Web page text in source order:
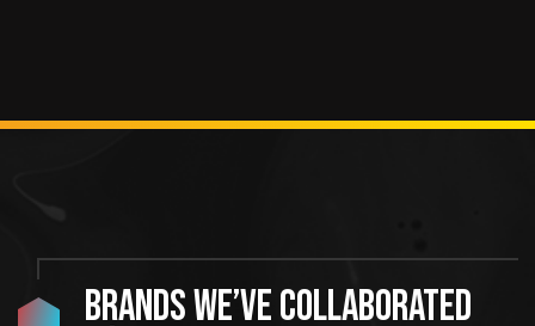
Brands we’ve collaborated